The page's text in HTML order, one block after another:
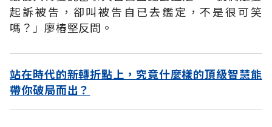
起訴被告，卻叫被告自已去鑑定，不是很可笑
嗎？」廖樁堅反問。
站在時代的新轉折點上，究竟什麼樣的頂級智慧能
帶你破局而出？